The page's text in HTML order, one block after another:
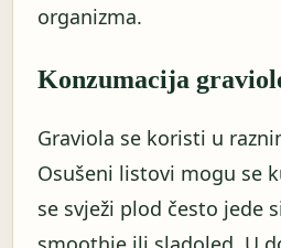
organizma.
Konzumacija
Graviola se koristi u
Osušeni listovi mogu se
se svježi plod često jede